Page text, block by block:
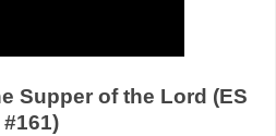
Supper of the Lord (ES
#161)